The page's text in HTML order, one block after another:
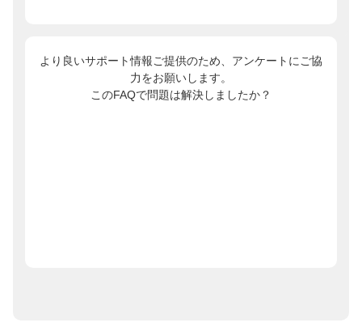
より良いサポート情報ご提供のため、アンケートにご協
力をお願いします。
このFAQで問題は解決しましたか？